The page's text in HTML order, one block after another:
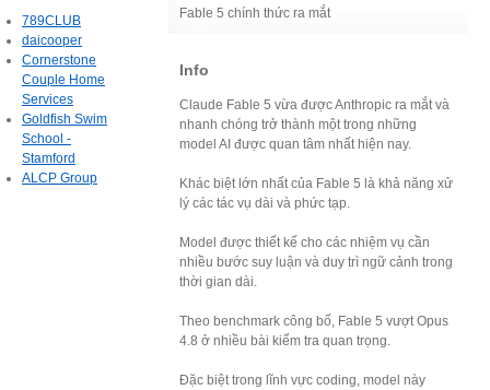
Fable 5 chính thức ra mắt
Info
Claude Fable 5 vừa được Anthropic ra mắt và
nhanh chóng trở thành một trong những
model AI được quan tâm nhất hiện nay.
Khác biệt lớn nhất của Fable 5 là khả năng xử
lý các tác vụ dài và phức tạp.
Model được thiết kế cho các nhiệm vụ cần
nhiều bước suy luận và duy trì ngữ cảnh trong
thời gian dài.
Theo benchmark công bố, Fable 5 vượt Opus
4.8 ở nhiều bài kiểm tra quan trọng.
Đặc biệt trong lĩnh vực coding, model này
789CLUB
daicooper
Cornerstone
Couple Home
Services
Goldfish Swim
School -
Stamford
ALCP Group